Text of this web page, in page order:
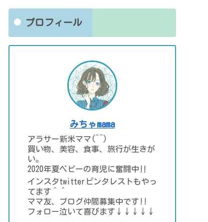
プロフィール
みちゃmama
アラサー新米ママ(^^)
買い物、美容、食事、旅行が生きが
い。
2020年夏ベビーの育児に奮闘中‼
インスタtwitterピンタレストもやっ
てます＾＾
ママ友、ブログ仲間募集中です!!
フォロー泣いて喜びます↓↓↓↓↓